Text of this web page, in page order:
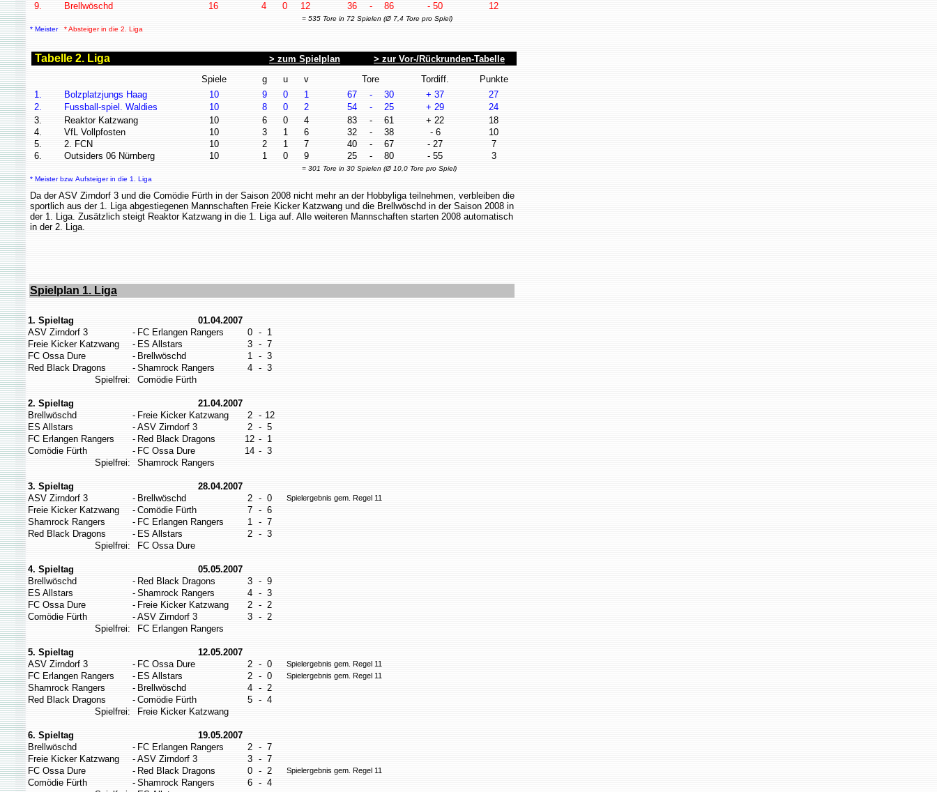
9.
Brellwöschd 16 4 0 12 36 - 86 - 50 12
= 535 Tore in 72 Spielen (Ø 7,4 Tore pro Spiel)
* Meister
* Absteiger in die 2. Liga
Tabelle 2. Liga > zum Spielplan
> zur Vor-/Rückrunden-Tabelle
Spiele
g u v Tore Tordiff.
Punkte
1.
Bolzplatzjungs Haag 10 9 0 1 67 - 30 + 37
27
2.
Fussball-spiel. Waldies 10 8 0 2 54 - 25 + 29
24
3.
Reaktor Katzwang 10 6 0 4 83 - 61 + 22
18
4.
VfL Vollpfosten 10 3 1 6 32 - 38 - 6
10
5.
2. FCN 10 2 1 7 40 - 67 - 27
7
6.
Outsiders 06 Nürnberg 10 1 0 9 25 - 80 - 55 3
= 301 Tore in 30 Spielen (Ø 10,0 Tore pro Spiel)
* Meister bzw. Aufsteiger in die 1. Liga
Da der ASV Zirndorf 3 und die Comödie Fürth in der Saison 2008 nicht mehr an der Hobbyliga teilnehmen, verbleiben die
sportlich aus der 1. Liga abgestiegenen Mannschaften Freie Kicker Katzwang und die Brellwöschd in der Saison 2008 in
der 1. Liga. Zusätzlich steigt Reaktor Katzwang in die 1. Liga auf. Alle weiteren Mannschaften starten 2008 automatisch
in der 2. Liga.
Spielplan 1. Liga
1. Spieltag
01.04.2007
ASV Zirndorf 3
- FC Erlangen Rangers 0 -
1
Freie Kicker Katzwang
- ES Allstars 3 - 7
FC Ossa Dure
- Brellwöschd 1 - 3
Red Black Dragons
- Shamrock Rangers 4 - 3
Spielfrei:
Comödie Fürth
2. Spieltag
21.04.2007
Brellwöschd
- Freie Kicker Katzwang 2 - 12
ES Allstars
- ASV Zirndorf 3 2 - 5
FC Erlangen Rangers
- Red Black Dragons 12 -
1
Comödie Fürth
- FC Ossa Dure 14 - 3
Spielfrei:
Shamrock Rangers
3. Spieltag
28.04.2007
ASV Zirndorf 3
- Brellwöschd 2 - 0 Spielergebnis gem. Regel 11
Freie Kicker Katzwang - Comödie Fürth 7 - 6
Shamrock Rangers
- FC Erlangen Rangers 1 - 7
Red Black Dragons
- ES Allstars 2 - 3
Spielfrei:
FC Ossa Dure
4. Spieltag
05.05.2007
Brellwöschd
- Red Black Dragons 3 - 9
ES Allstars
- Shamrock Rangers 4 - 3
FC Ossa Dure
- Freie Kicker Katzwang 2 - 2
Comödie Fürth
- ASV Zirndorf 3 3 - 2
Spielfrei:
FC Erlangen Rangers
5. Spieltag
12.05.2007
ASV Zirndorf 3
- FC Ossa Dure 2 - 0 Spielergebnis gem. Regel 11
FC Erlangen Rangers - ES Allstars 2 - 0 Spielergebnis gem. Regel 11
Shamrock Rangers - Brellwöschd 4 - 2
Red Black Dragons
- Comödie Fürth 5 - 4
Spielfrei:
Freie Kicker Katzwang
6. Spieltag
19.05.2007
Brellwöschd
- FC Erlangen Rangers 2 - 7
Freie Kicker Katzwang
- ASV Zirndorf 3 3 - 7
FC Ossa Dure
- Red Black Dragons 0 - 2 Spielergebnis gem. Regel 11
Comödie Fürth - Shamrock Rangers 6 - 4